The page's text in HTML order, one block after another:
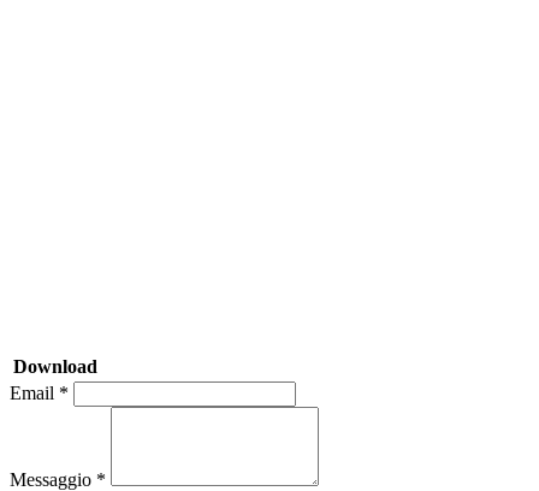
Download
Email *
Messaggio *